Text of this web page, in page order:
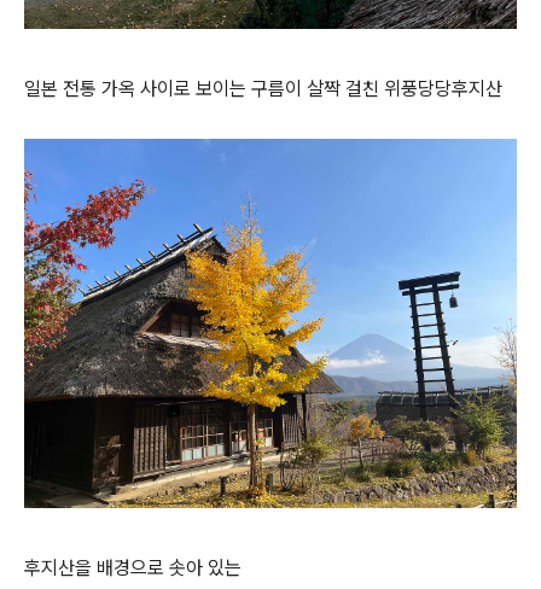
일본 전통 가옥 사이로 보이는 구름이 살짝 걸친 위풍당당후지산
후지산을 배경으로 솟아 있는